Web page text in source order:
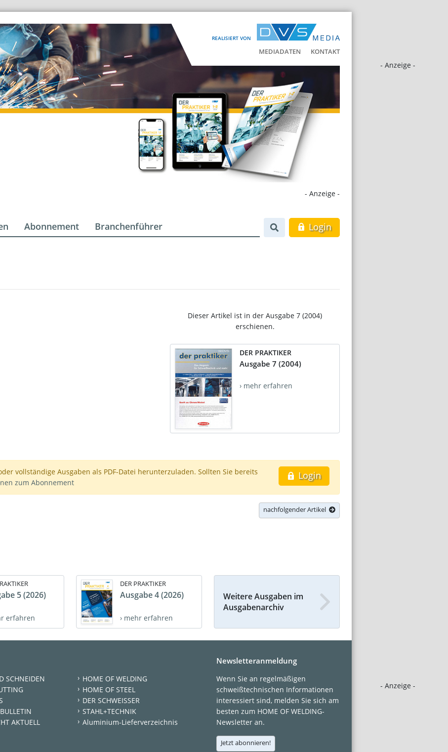
REALISIERT VON
MEDIADATEN KONTAKT
- Anzeige -
- Anzeige -
- Anzeige -
Abonnement Branchenführer Login
Dieser Artikel ist in der Ausgabe 7 (2004)
erschienen.
DER PRAKTIKER
Ausgabe 7 (2004)
› mehr erfahren
Login
vollständige Ausgaben als PDF-Datei herunterzuladen. Sollten Sie bereits
zum Abonnement
nachfolgender Artikel
5 (2026)
erfahren
DER PRAKTIKER
Ausgabe 4 (2026)
› mehr erfahren
Weitere Ausgaben im
Ausgabenarchiv
SCHNEIDEN
AKTUELL
HOME OF WELDING
HOME OF STEEL
DER SCHWEISSER
STAHL+TECHNIK
Aluminium-Lieferverzeichnis
Newsletteranmeldung
Wenn Sie an regelmäßigen
schweißtechnischen Informationen
interessiert sind, melden Sie sich am
besten zum HOME OF WELDING-
Newsletter an.
Jetzt abonnieren!